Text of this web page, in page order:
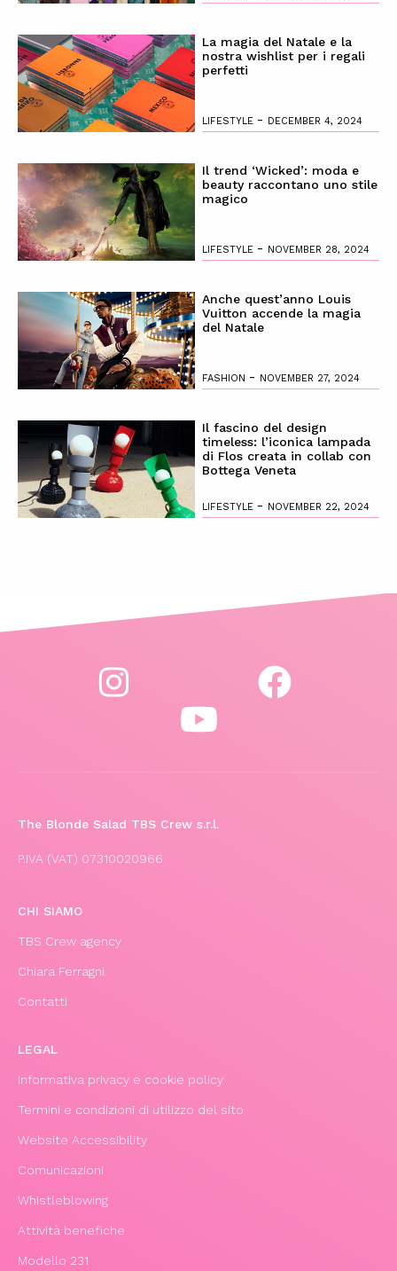
La magia del Natale e la
nostra wishlist per i regali
perfetti
LIFESTYLE - DECEMBER 4, 2024
Il trend ‘Wicked’: moda e
beauty raccontano uno stile
magico
LIFESTYLE - NOVEMBER 28, 2024
Anche quest’anno Louis
Vuitton accende la magia
del Natale
FASHION - NOVEMBER 27, 2024
Il fascino del design
timeless: l’iconica lampada
di Flos creata in collab con
Bottega Veneta
LIFESTYLE - NOVEMBER 22, 2024
The Blonde Salad TBS Crew s.r.l.
P.IVA (VAT) 07310020966
CHI SIAMO
TBS Crew agency
Chiara Ferragni
Contatti
LEGAL
Informativa privacy e cookie policy
Termini e condizioni di utilizzo del sito
Website Accessibility
Comunicazioni
Whistleblowing
Attività benefiche
Modello 231